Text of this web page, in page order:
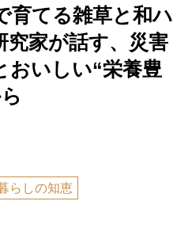
育てる雑草と和ハ
究家が話す、災害
おいしい“栄養豊
らしの知恵